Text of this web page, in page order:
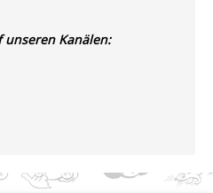
unseren Kanälen: